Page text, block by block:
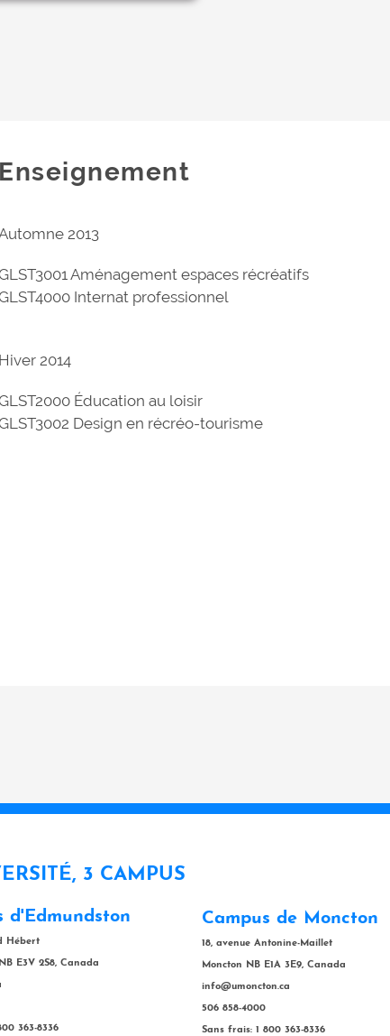
Enseignement
2013
Aménagement espaces récréatifs
Internat professionnel
Hiver 2014
Éducation au loisir
Design en récréo-tourisme
3 CAMPUS
d'Edmundston
Hébert
E3V 2S8, Canada
363-8336
Campus de Moncton
18, avenue Antonine-Maillet
Moncton NB E1A 3E9, Canada
info@umoncton.ca
506 858-4000
Sans frais: 1 800 363-8336